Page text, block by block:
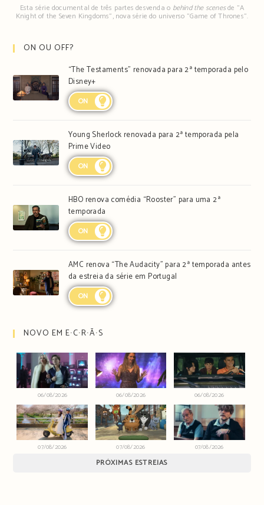
Esta série documental de três partes desvenda o behind the scenesde "A
Knight of the Seven Kingdoms", nova série do universo "Game of Thrones".
ON OU OFF?
“The Testaments” renovada para 2ª temporada pelo
Disney+
ON
Young Sherlock renovada para 2ª temporada pela
Prime Video
ON
HBO renova comédia “Rooster” para uma 2ª
temporada
ON
AMC renova “The Audacity” para 2ª temporada antes
da estreia da série em Portugal
ON
NOVO EM E∙C∙R∙Ã∙S
06/08/2026 06/08/2026 06/08/2026
07/08/2026 07/08/2026 07/08/2026
PRÓXIMAS ESTREIAS